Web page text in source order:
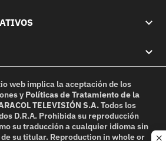
web implica la aceptación de los
y Políticas de Tratamiento de la
TELEVISIÓN S.A.Todos los
D.R.A. Prohibida su reproducción
su traducción a cualquier idioma sin
su titular. Reproduction in whole or